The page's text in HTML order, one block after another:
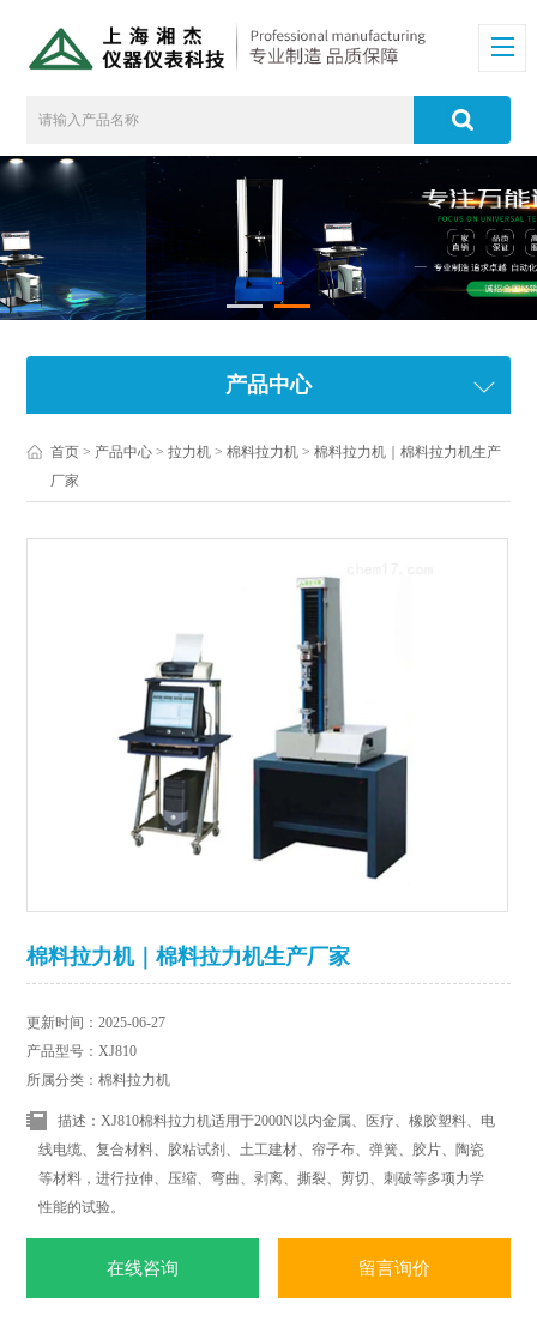
产品中心
首页 > 产品中心 >拉力机 >棉料拉力机 > 棉料拉力机｜棉料拉力机生产
厂家
棉料拉力机｜棉料拉力机生产厂家
更新时间：2025-06-27
产品型号：XJ810
所属分类：棉料拉力机
描述：XJ810棉料拉力机适用于2000N以内金属、医疗、橡胶塑料、电
线电缆、复合材料、胶粘试剂、土工建材、帘子布、弹簧、胶片、陶瓷
等材料，进行拉伸、压缩、弯曲、剥离、撕裂、剪切、刺破等多项力学
性能的试验。
在线咨询 留言询价